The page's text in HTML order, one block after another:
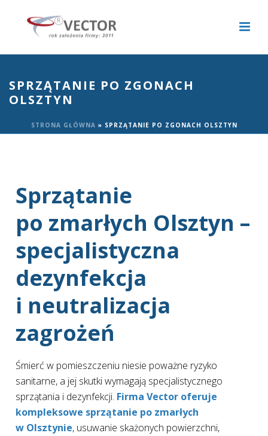
SPRZĄTANIE PO ZGONACH
OLSZTYN
STRONA GŁÓWNA » SPRZĄTANIE PO ZGONACH OLSZTYN
Sprzątanie
po zmarłych Olsztyn –
specjalistyczna
dezynfekcja
i neutralizacja
zagrożeń
Śmierć w pomieszczeniu niesie poważne ryzyko
sanitarne, a jej skutki wymagają specjalistycznego
sprzątania i dezynfekcji. Firma Vector oferuje
kompleksowe sprzątanie po zmarłych
w Olsztynie, usuwanie skażonych powierzchni,